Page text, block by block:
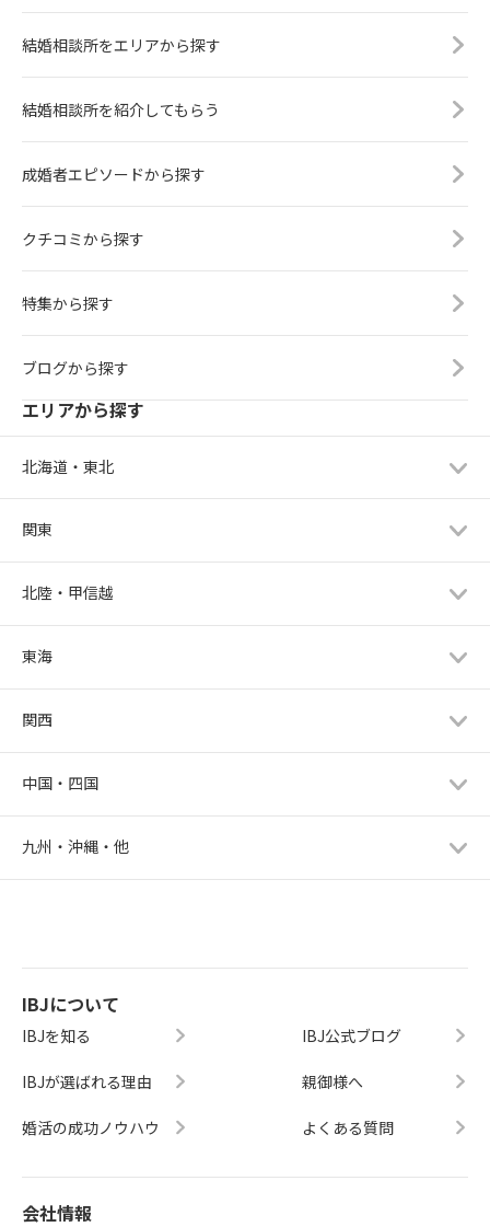
結婚相談所をエリアから探す
結婚相談所を紹介してもらう
成婚者エピソードから探す
クチコミから探す
特集から探す
ブログから探す
エリアから探す
北海道・東北
関東
北陸・甲信越
東海
関西
中国・四国
九州・沖縄・他
IBJについて
IBJを知る
IBJが選ばれる理由
婚活の成功ノウハウ
IBJ公式ブログ
親御様へ
よくある質問
会社情報